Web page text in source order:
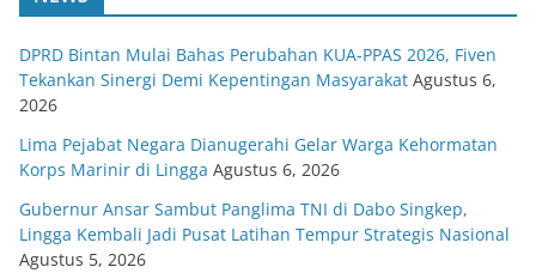
DPRD Bintan Mulai Bahas Perubahan KUA-PPAS 2026, Fiven
Tekankan Sinergi Demi Kepentingan Masyarakat Agustus 6,
2026
Lima Pejabat Negara Dianugerahi Gelar Warga Kehormatan
Korps Marinir di Lingga Agustus 6, 2026
Gubernur Ansar Sambut Panglima TNI di Dabo Singkep,
Lingga Kembali Jadi Pusat Latihan Tempur Strategis Nasional
Agustus 5, 2026